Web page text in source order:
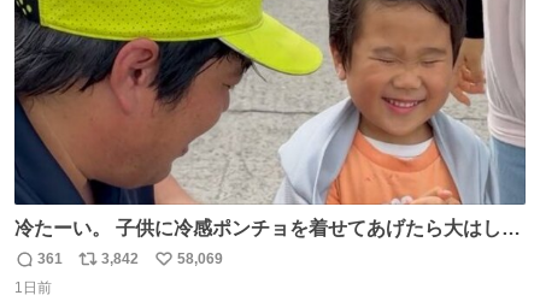
冷たーい。 子供に冷感ポンチョを着せてあげたら大はしゃ
ぎで喜んでくれました。 こんな素敵な代物を提供してくれ
た山口県の恩師に感謝。
返
信
361
リ
3,842
い
58,069
1日前